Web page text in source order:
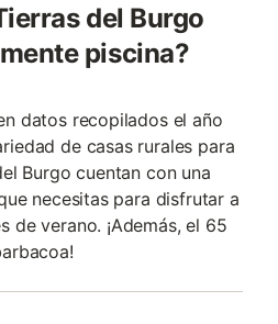
del Burgo
piscina?
datos recopilados el año
de casas rurales para
Burgo cuentan con una
necesitas para disfrutar a
de verano. ¡Además, el 65